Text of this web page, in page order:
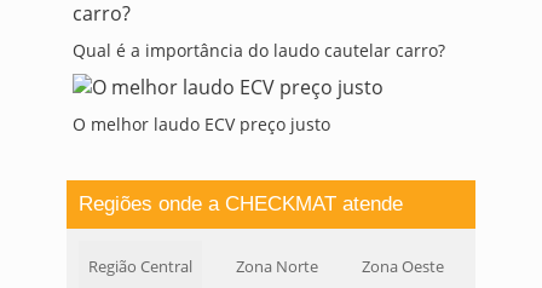
Qual é a importância do laudo cautelar carro?
O melhor laudo ECV preço justo
Regiões onde a CHECKMAT atende
Região Central Zona Norte Zona Oeste